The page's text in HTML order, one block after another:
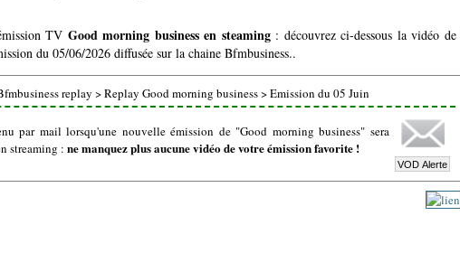
TV Good morning business en steaming: découvrez ci-dessous la vidéo de
du 05/06/2026 diffusée sur la chaine Bfmbusiness..
replay >Replay Good morning business>Emission du 05 Juin
par mail lorsqu'une nouvelle émission de "Good morning business" sera
streaming : ne manquez plus aucune vidéo de votre émission favorite !